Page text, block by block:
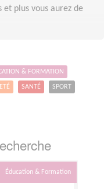
et plus vous aurez de
& FORMATION
SANTÉ SPORT
Éducation & Formation